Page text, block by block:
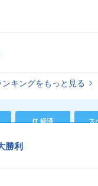
キングをもっと見る
IT 経済 ス
勝利